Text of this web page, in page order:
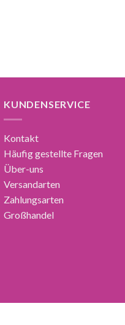
KUNDENSERVICE
Kontakt
Häufig gestellte Fragen
Über-uns
Versandarten
Zahlungsarten
Großhandel